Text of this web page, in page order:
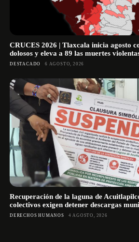
CRUCES 2026 | Tlaxcala inicia agosto
dolosos y eleva a 89 las muertes
DESTACADO 6 AGOSTO, 2026
Recuperación de la laguna de
colectivos exigen detener descargas
DERECHOS HUMANOS 4 AGOSTO, 2026